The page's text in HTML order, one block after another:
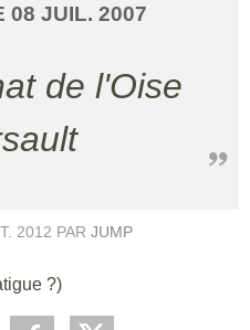
08 JUIL. 2007
2012 PAR JUMP
?)